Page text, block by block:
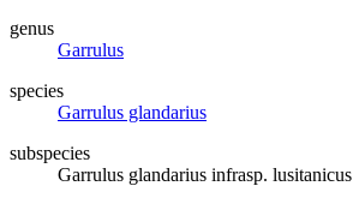
genus
Garrulus
species
Garrulus glandarius
subspecies
Garrulus glandarius infrasp. lusitanicus